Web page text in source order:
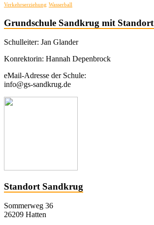
Verkehrserziehung Wasserball
Grundschule Sandkrug mit
Schulleiter: Jan Glander
Konrektorin: Hannah Depenbrock
eMail-Adresse der Schule:
info@gs-sandkrug.de
Standort Sandkrug
Sommerweg 36
26209 Hatten